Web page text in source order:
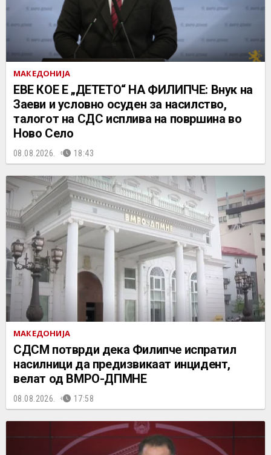
МАКЕДОНИЈА
ЕВЕ КОЕ Е „ДЕТЕТО“ НА ФИЛИПЧЕ: Внук на
Заеви и условно осуден за насилство,
талогот на СДС исплива на површина во
Ново Село
08.08.2026. 18:43
МАКЕДОНИЈА
СДСМ потврди дека Филипче испратил
насилници да предизвикаат инцидент,
велат од ВМРО-ДПМНЕ
08.08.2026. 17:58